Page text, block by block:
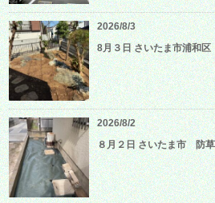
2026/8/3
8月３日 さいたま市浦和
2026/8/2
８月２日 さいたま市 防